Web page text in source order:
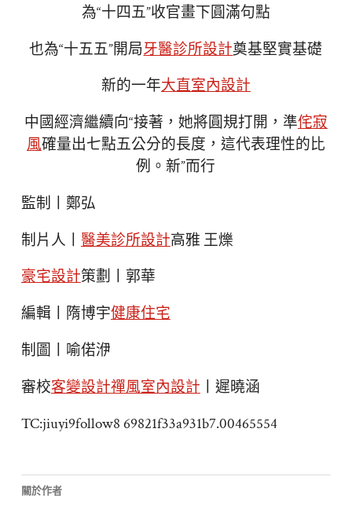
為“十四五”收官畫下圓滿句點
也為“十五五”開局牙醫診所設計奠基堅實基礎
新的一年大直室內設計
中國經濟繼續向“接著，她將圓規打開，準侘寂
風確量出七點五公分的長度，這代表理性的比
例。新”而行
監制丨鄭弘
制片人丨 醫美診所設計高雅 王爍
豪宅設計策劃丨郭華
編輯丨隋博宇健康住宅
制圖丨喻偌洢
審校客變設計禪風室內設計 丨遲曉涵
TC:jiuyi9follow8 69821f33a931b7.00465554
關於作者